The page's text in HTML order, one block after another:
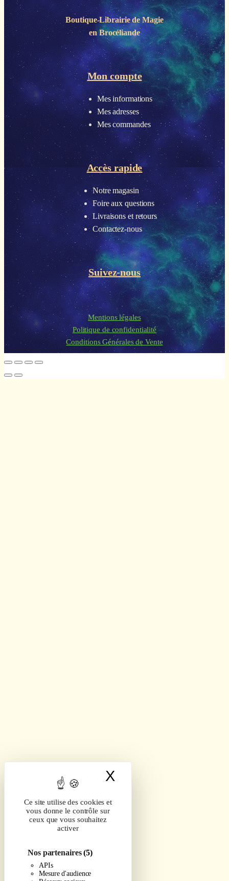
Ce site utilise des cookies et
vous donne le contrôle sur
ceux que vous souhaitez
activer
Nos partenaires(5)
APIs
Mesure d'audience
X
Boutique-Librairie deMagie
en Brocéliande
Mon compte
Mes informations
Mes adresses
Mes commandes
Accès rapide
Notre magasin
Foire aux questions
Livraisons et retours
Contactez-nous
Suivez-nous
Mentions légales
Politique de confidentialité
Conditions Générales de Vente